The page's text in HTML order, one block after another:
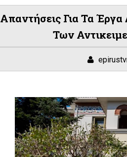
Απαντήσεις Για Τα
Των